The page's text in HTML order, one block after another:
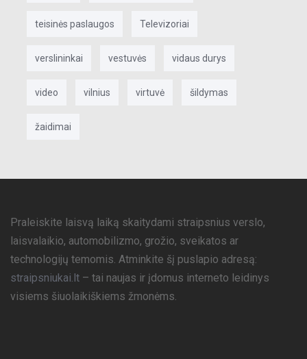
teisinės paslaugos Televizoriai
verslininkai vestuvės vidaus durys
video vilnius virtuvė šildymas
žaidimai
Praleiskite laisvą laiką skaitydami straipsnius verslo,
laisvalaikio, automobilizmo, grožio, sveikatos ar
technologijų temomis. Atminkite šį puslapio adresą:
straipsniukai.lt – tai naujas ir įdomus interneto leidinys
visiems šiuolaikiškiems žmonėms.